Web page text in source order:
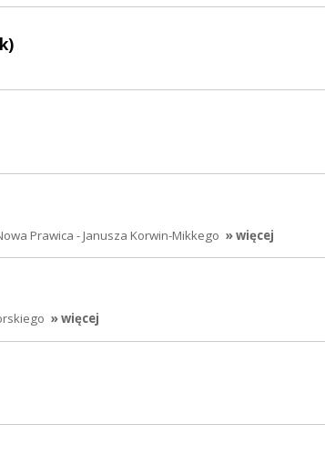
Prawica - Janusza Korwin-Mikkego » więcej
» więcej